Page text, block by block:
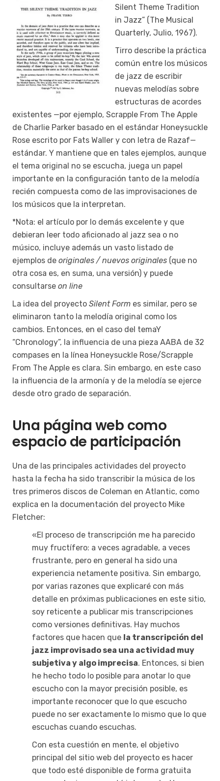
Silent Theme Tradition
in Jazz” (The Musical
Quarterly, Julio, 1967).
Tirro describe la práctica
común entre los músicos
de jazz de escribir
nuevas melodías sobre
estructuras de acordes
existentes —por ejemplo, Scrapple From The Apple
de Charlie Parker basado en el estándar Honeysuckle
Rose escrito por Fats Waller y con letra de Razaf—
estándar. Y mantiene que en tales ejemplos, aunque
el tema original no se escucha, juega un papel
importante en la configuración tanto de la melodía
recién compuesta como de las improvisaciones de
los músicos que la interpretan.
*Nota: el artículo por lo demás excelente y que
debieran leer todo aficionado al jazz sea o no
músico, incluye además un vasto listado de
ejemplos de originales / nuevos originales (que no
otra cosa es, en suma, una versión) y puede
consultarse on line
La idea del proyecto Silent Form es similar, pero se
eliminaron tanto la melodía original como los
cambios. Entonces, en el caso del temaY
“Chronology”, la influencia de una pieza AABA de 32
compases en la línea Honeysuckle Rose/Scrapple
From The Apple es clara. Sin embargo, en este caso
la influencia de la armonía y de la melodía se ejerce
desde otro grado de separación.
Una página web como
espacio de participación
Una de las principales actividades del proyecto
hasta la fecha ha sido transcribir la música de los
tres primeros discos de Coleman en Atlantic, como
explica en la documentación del proyecto Mike
Fletcher:
«El proceso de transcripción me ha parecido
muy fructífero: a veces agradable, a veces
frustrante, pero en general ha sido una
experiencia netamente positiva. Sin embargo,
por varias razones que explicaré con más
detalle en próximas publicaciones en este sitio,
soy reticente a publicar mis transcripciones
como versiones definitivas. Hay muchos
factores que hacen que la transcripción del
jazz improvisado sea una actividad muy
subjetiva y algo imprecisa. Entonces, si bien
he hecho todo lo posible para anotar lo que
escucho con la mayor precisión posible, es
importante reconocer que lo que escucho
puede no ser exactamente lo mismo que lo que
escuchas cuando escuchas.
Con esta cuestión en mente, el objetivo
principal del sitio web del proyecto es hacer
que todo esté disponible de forma gratuita